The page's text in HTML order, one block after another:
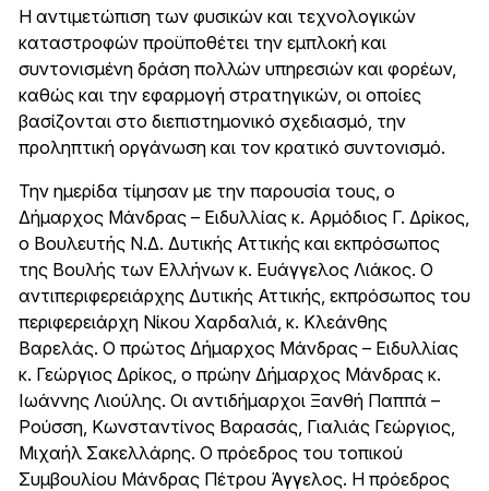
Η αντιμετώπιση των φυσικών και τεχνολογικών
καταστροφών προϋποθέτει την εμπλοκή και
συντονισμένη δράση πολλών υπηρεσιών και φορέων,
καθώς και την εφαρμογή στρατηγικών, οι οποίες
βασίζονται στο διεπιστημονικό σχεδιασμό, την
προληπτική οργάνωση και τον κρατικό συντονισμό.
Την ημερίδα τίμησαν με την παρουσία τους, ο
Δήμαρχος Μάνδρας – Ειδυλλίας κ. Αρμόδιος Γ. Δρίκος,
ο Βουλευτής Ν.Δ. Δυτικής Αττικής και εκπρόσωπος
της Βουλής των Ελλήνων κ. Ευάγγελος Λιάκος. Ο
αντιπεριφερειάρχης Δυτικής Αττικής, εκπρόσωπος του
περιφερειάρχη Νίκου Χαρδαλιά, κ. Κλεάνθης
Βαρελάς. Ο πρώτος Δήμαρχος Μάνδρας – Ειδυλλίας
κ. Γεώργιος Δρίκος, ο πρώην Δήμαρχος Μάνδρας κ.
Ιωάννης Λιούλης. Οι αντιδήμαρχοι Ξανθή Παππά –
Ρούσση, Κωνσταντίνος Βαρασάς, Γιαλιάς Γεώργιος,
Μιχαήλ Σακελλάρης. Ο πρόεδρος του τοπικού
Συμβουλίου Μάνδρας Πέτρου Άγγελος. Η πρόεδρος